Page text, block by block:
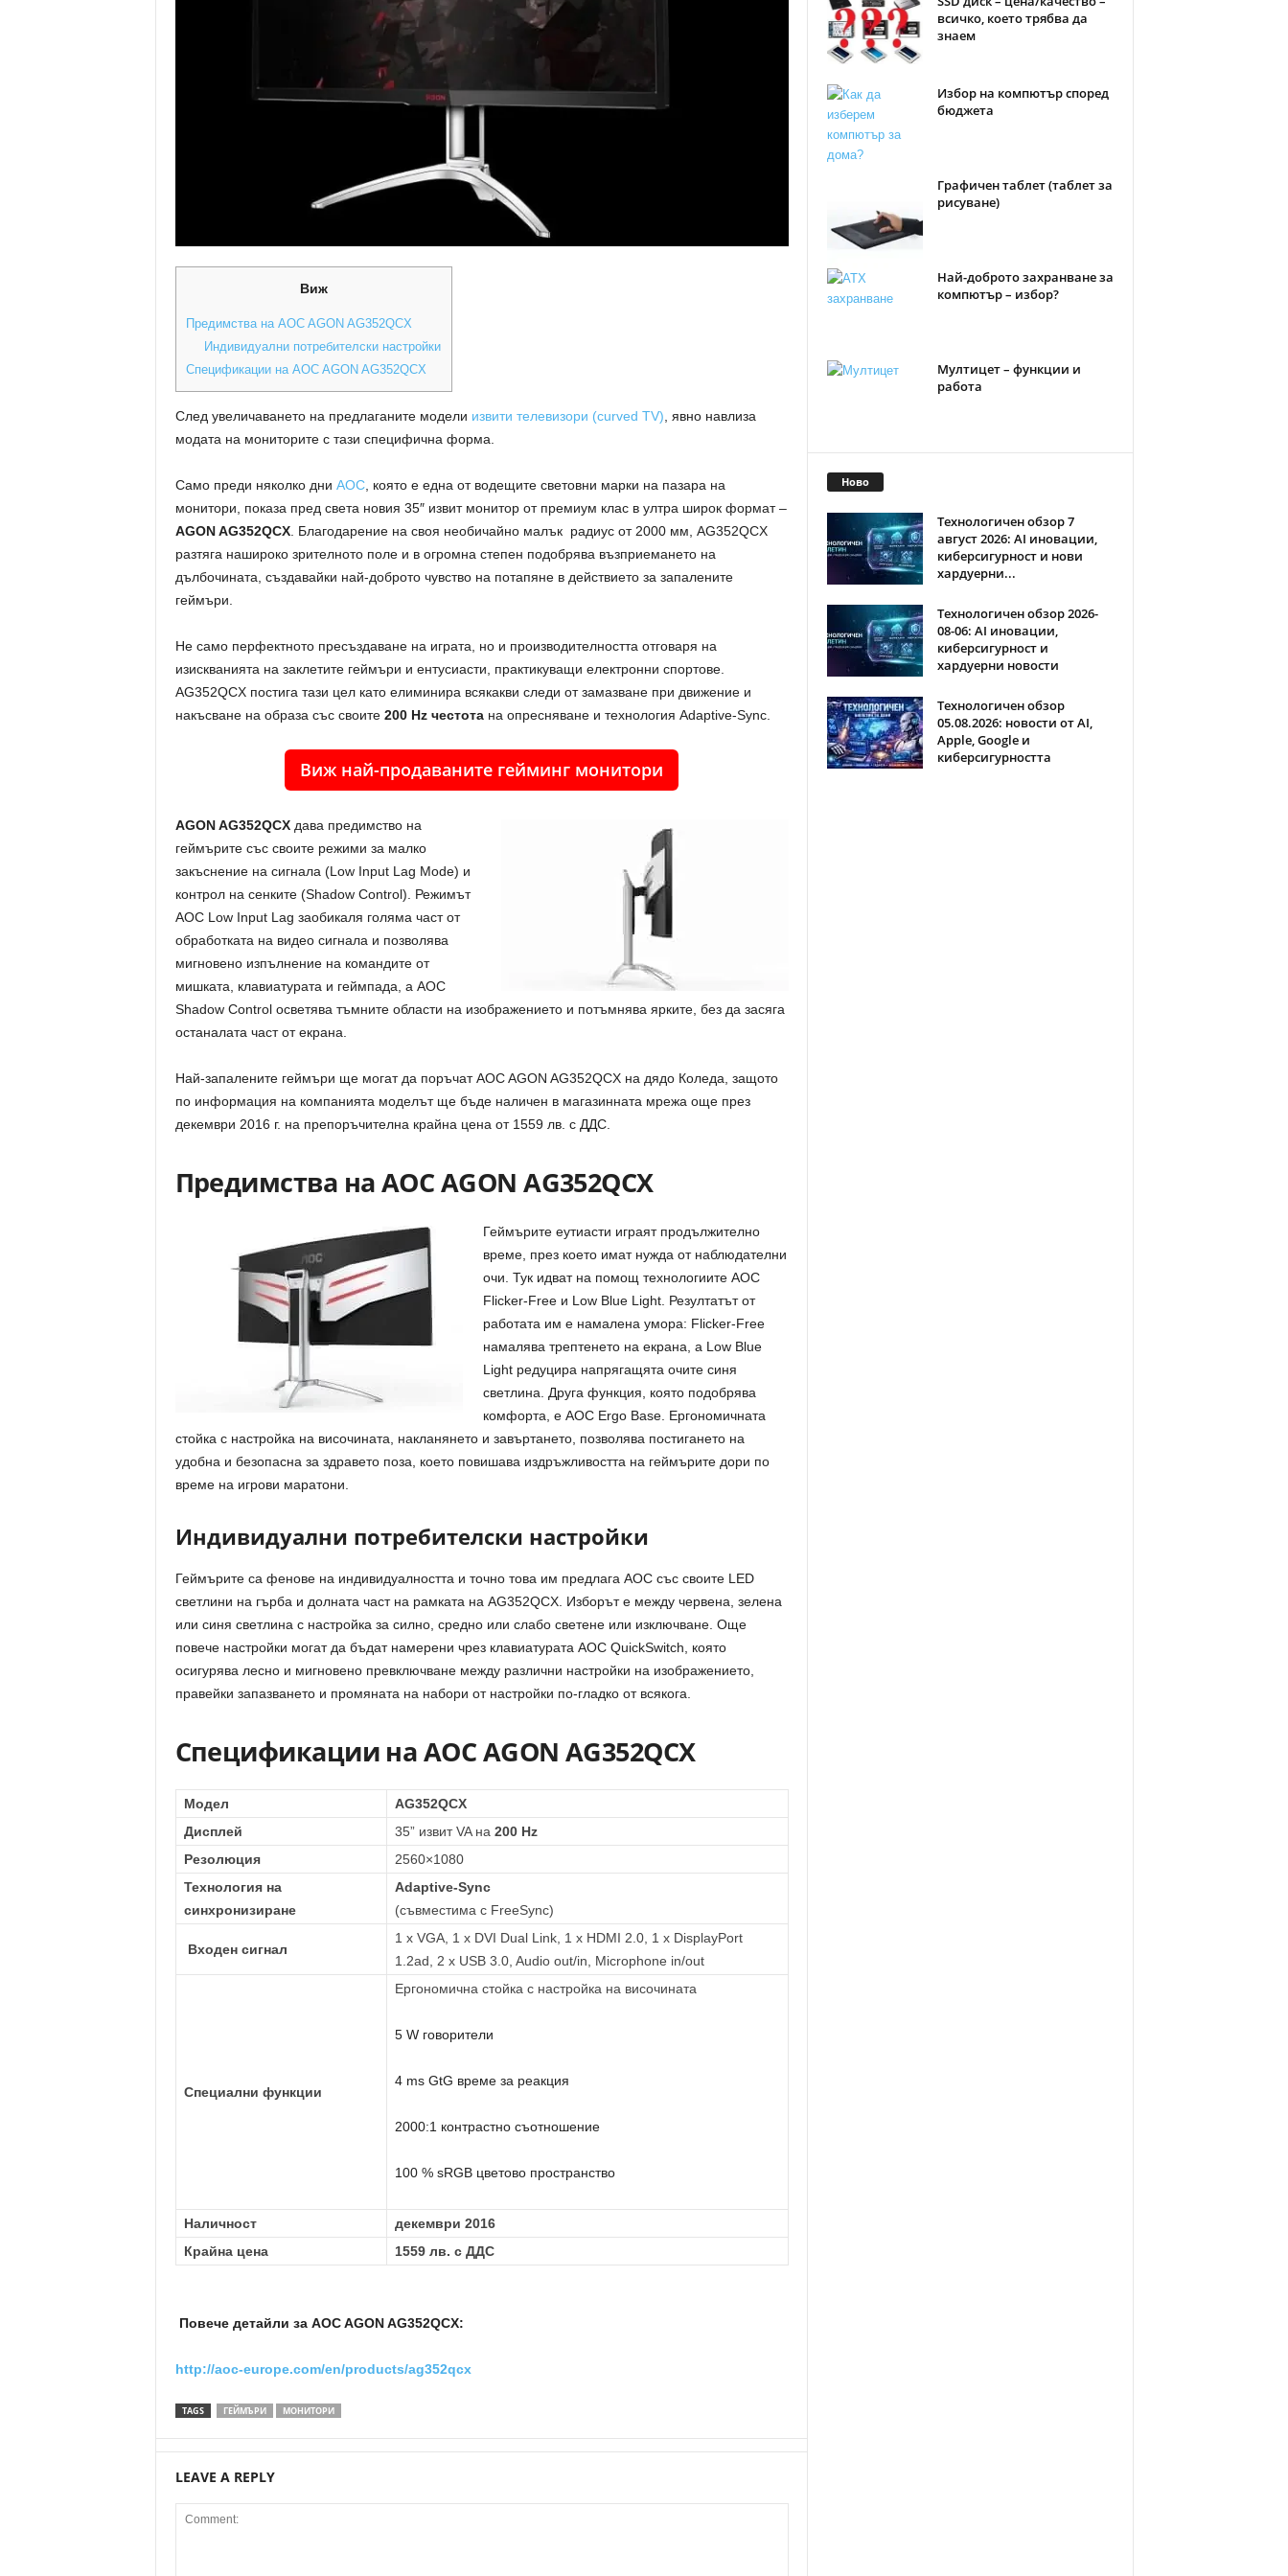
Виж
Предимства на AOC AGON AG352QCX
Индивидуални потребителски настройки
Спецификации на AOC AGON AG352QCX
След увеличаването на предлаганите модели извити телевизори (curved TV), явно навлиза
модата на мониторите с тази специфична форма.
Само преди няколко дни AOC, която е една от водещите световни марки на пазара на
монитори, показа пред света новия 35″ извит монитор от премиум клас в ултра широк формат –
AGON AG352QCX. Благодарение на своя необичайно малък радиус от 2000 мм, AG352QCX
разтяга нашироко зрителното поле и в огромна степен подобрява възприемането на
дълбочината, създавайки най-доброто чувство на потапяне в действието за запалените
геймъри.
Не само перфектното пресъздаване на играта, но и производителността отговаря на
изискванията на заклетите геймъри и ентусиасти, практикуващи електронни спортове.
AG352QCX постига тази цел като елиминира всякакви следи от замазване при движение и
накъсване на образа със своите 200 Hz честотана опресняване и технология Adaptive-Sync.
Виж най-продаваните гейминг монитори
AGON AG352QCX дава предимство на
геймърите със своите режими за малко
закъснение на сигнала (Low Input Lag Mode) и
контрол на сенките (Shadow Control). Режимът
AOC Low Input Lag заобикаля голяма част от
обработката на видео сигнала и позволява
мигновено изпълнение на командите от
мишката, клавиатурата и геймпада, а AOC
Shadow Control осветява тъмните области на изображението и потъмнява ярките, без да засяга
останалата част от екрана.
Най-запалените геймъри ще могат да поръчат AOC AGON AG352QCX на дядо Коледа, защото
по информация на компанията моделът ще бъде наличен в магазинната мрежа още през
декември 2016 г. на препоръчителна крайна цена от 1559 лв. с ДДС.
Предимства на AOC AGON AG352QCX
Геймърите еутиасти играят продължително
време, през което имат нужда от наблюдателни
очи. Тук идват на помощ технологиите AOC
Flicker-Free и Low Blue Light. Резултатът от
работата им е намалена умора: Flicker-Free
намалява трептенето на екрана, а Low Blue
Light редуцира напрягащята очите синя
светлина. Друга функция, която подобрява
комфорта, е AOC Ergo Base. Ергономичната
стойка с настройка на височината, накланянето и завъртането, позволява постигането на
удобна и безопасна за здравето поза, което повишава издръжливостта на геймърите дори по
време на игрови маратони.
Индивидуални потребителски настройки
Геймърите са фенове на индивидуалността и точно това им предлага AOC със своите LED
светлини на гърба и долната част на рамката на AG352QCX. Изборът е между червена, зелена
или синя светлина с настройка за силно, средно или слабо светене или изключване. Още
повече настройки могат да бъдат намерени чрез клавиатурата AOC QuickSwitch, която
осигурява лесно и мигновено превключване между различни настройки на изображението,
правейки запазването и промяната на набори от настройки по-гладко от всякога.
Спецификации на AOC AGON AG352QCX
Модел
AG352QCX
Дисплей
35” извит VA на 200 Hz
Резолюция
2560×1080
Технология на
синхронизиране
Adaptive-Sync
(съвместима с FreeSync)
Входен сигнал
1 x VGA, 1 x DVI Dual Link, 1 x HDMI 2.0, 1 x DisplayPort
1.2ad, 2 x USB 3.0, Audio out/in, Microphone in/out
Специални функции
Ергономична стойка с настройка на височината
5 W говорители
4 ms GtG време за реакция
2000:1 контрастно съотношение
100 % sRGB цветово пространство
Наличност
декември 2016
Крайна цена
1559 лв. с ДДС
Повече детайли за AOC AGON AG352QCX:
http://aoc-europe.com/en/products/ag352qcx
TAGS ГЕЙМЪРИ МОНИТОРИ
LEAVE A REPLY
всичко, което трябва да
знаем
Избор на компютър според
бюджета
Графичен таблет (таблет за
рисуване)
Най-доброто захранване за
компютър – избор?
Мултицет – функции и
работа
Ново
Технологичен обзор 7
август 2026: AI иновации,
киберсигурност и нови
хардуерни...
Технологичен обзор 2026-
08-06: AI иновации,
киберсигурност и
хардуерни новости
Технологичен обзор
05.08.2026: новости от AI,
Apple, Google и
киберсигурността